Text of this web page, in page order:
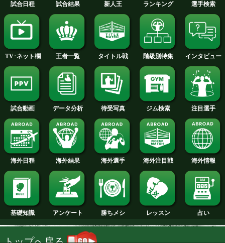
2015年
2014年
2013年
2012年
2011年
2010年